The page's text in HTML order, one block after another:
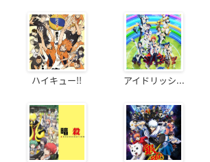
ハイキュー!! アイドリッシ...